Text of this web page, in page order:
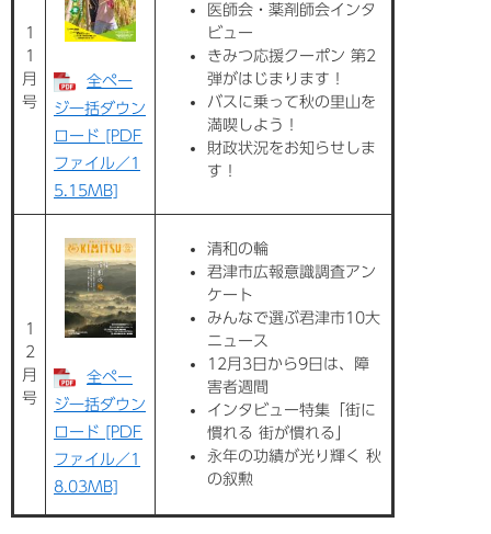
1
1
月
号
全ペー
ジ一括ダウン
ロード [PDF
ファイル／1
5.15MB]
医師会・薬剤師会インタ
ビュー
きみつ応援クーポン 第2
弾がはじまります！
バスに乗って秋の里山を
満喫しよう！
財政状況をお知らせしま
す！
1
2
月
号
全ペー
ジ一括ダウン
ロード [PDF
ファイル／1
8.03MB]
清和の輪
君津市広報意識調査アン
ケート
みんなで選ぶ君津市10大
ニュース
12月3日から9日は、障
害者週間
インタビュー特集「街に
慣れる 街が慣れる」
永年の功績が光り輝く 秋
の叙勲